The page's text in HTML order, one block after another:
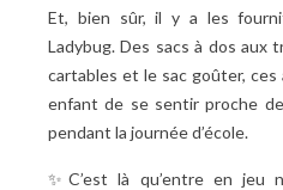
Et, bien sûr, il y a les
Ladybug. Des sacs à dos aux
cartables et le sac goûter,
enfant de se sentir proche
pendant la journée d’école.
✨C’est là qu’entre en jeu